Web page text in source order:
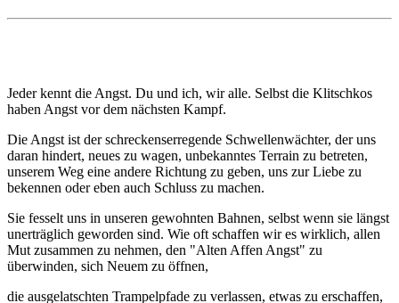
Jeder kennt die Angst. Du und ich, wir alle. Selbst die Klitschkos
haben Angst vor dem nächsten Kampf.
Die Angst ist der schreckenserregende Schwellenwächter, der uns
daran hindert, neues zu wagen, unbekanntes Terrain zu betreten,
unserem Weg eine andere Richtung zu geben, uns zur Liebe zu
bekennen oder eben auch Schluss zu machen.
Sie fesselt uns in unseren gewohnten Bahnen, selbst wenn sie längst
unerträglich geworden sind. Wie oft schaffen wir es wirklich, allen
Mut zusammen zu nehmen, den "Alten Affen Angst" zu
überwinden, sich Neuem zu öffnen,
die ausgelatschten Trampelpfade zu verlassen, etwas zu erschaffen,